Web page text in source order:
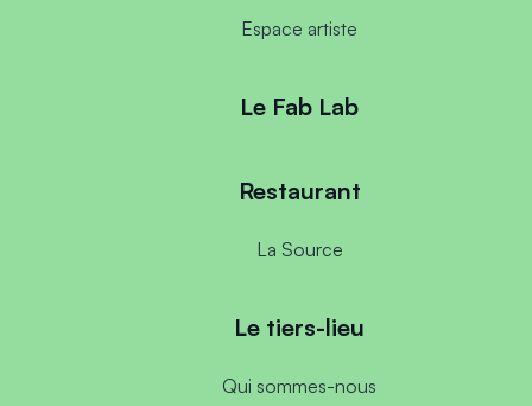
Espace artiste
Le Fab Lab
Restaurant
La Source
Le tiers-lieu
Qui sommes-nous